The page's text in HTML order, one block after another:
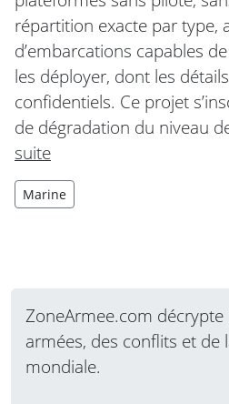
répartition exacte par type,
d’embarcations capables
les déployer, dont les
confidentiels. Ce projet
de dégradation du niveau
suite
Marine
ZoneArmee.com décrypte
armées, des conflits et de
mondiale.